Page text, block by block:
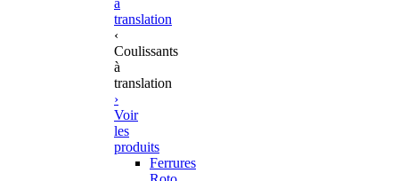
translation
‹
Coulissants
à
translation
›
Voir
les
produits
Ferrures